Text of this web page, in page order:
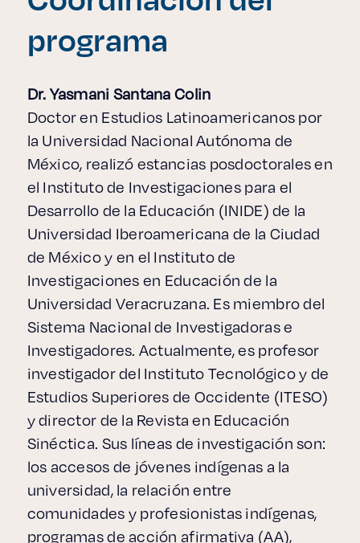
programa
Dr. Yasmani Santana Colin
Doctor en Estudios Latinoamericanos por
la Universidad Nacional Autónoma de
México, realizó estancias posdoctorales en
el Instituto de Investigaciones para el
Desarrollo de la Educación (INIDE) de la
Universidad Iberoamericana de la Ciudad
de México y en el Instituto de
Investigaciones en Educación de la
Universidad Veracruzana. Es miembro del
Sistema Nacional de Investigadoras e
Investigadores. Actualmente, es profesor
investigador del Instituto Tecnológico y de
Estudios Superiores de Occidente (ITESO)
y director de la Revista en Educación
Sinéctica. Sus líneas de investigación son:
los accesos de jóvenes indígenas a la
universidad, la relación entre
comunidades y profesionistas indígenas,
programas de acción afirmativa (AA),